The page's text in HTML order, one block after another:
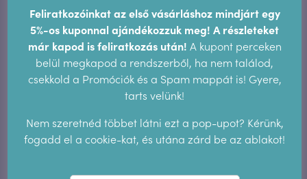
Hozzászólás
Hozzászólás küldéséhezbe kell jelentkezni.
Feliratkozóinkat az első vásárláshoz mindjárt egy
5%-os kuponnal ajándékozzuk meg! A részleteket
már kapod is feliratkozás után! A kupont perceken
belül megkapod a rendszerből, ha nem találod,
csekkold a Promóciók és a Spam mappát is! Gyere,
tarts velünk!
Nem szeretnéd többet látni ezt a pop-upot? Kérünk,
fogadd el a cookie-kat, és utána zárd be az ablakot!